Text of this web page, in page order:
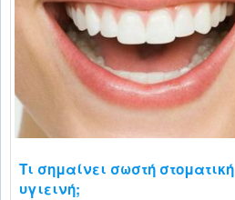
Τι σημαίνει σωστή στοματική
υγιεινή;